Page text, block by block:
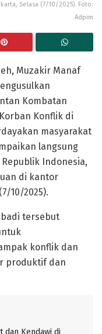
Selasa (7/10/2025). Foto:
Adpim
Muzakir Manaf
Kombatan
Konflik di
masyarakat
langsung
Indonesia,
di kantor
10/2025).
tersebut
konflik dan
produktif dan